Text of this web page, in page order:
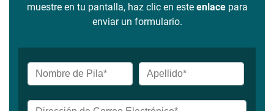
muestre en tu pantalla, haz clic en este enlacepara
enviar un formulario.